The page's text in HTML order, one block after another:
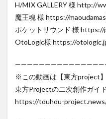
H/MIX GALLERY 様 http://
魔王魂 様 https://
ポケットサウンド 様
OtoLogic様 https://
※この動画は【東方project
東方Projectの二次創作ガイ
https://touhou-